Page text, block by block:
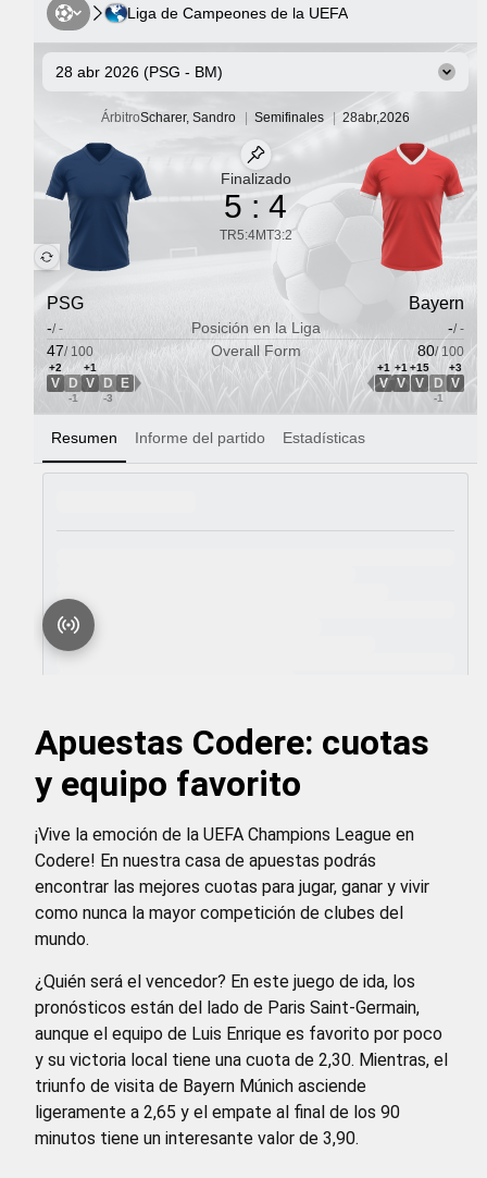
Apuestas Codere: cuotas
y equipo favorito
¡Vive la emoción de la UEFA Champions League en
Codere! En nuestra casa de apuestas podrás
encontrar las mejores cuotas para jugar, ganar y vivir
como nunca la mayor competición de clubes del
mundo.
¿Quién será el vencedor? En este juego de ida, los
pronósticos están del lado de Paris Saint-Germain,
aunque el equipo de Luis Enrique es favorito por poco
y su victoria local tiene una cuota de 2,30. Mientras, el
triunfo de visita de Bayern Múnich asciende
ligeramente a 2,65 y el empate al final de los 90
minutos tiene un interesante valor de 3,90.